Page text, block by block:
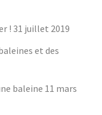
! 31 juillet 2019
et des
baleine 11 mars